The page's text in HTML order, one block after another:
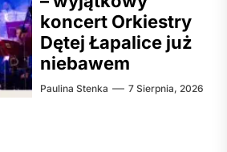
koncert Orkiestry
Dętej Łapalice już
niebawem
Paulina Stenka 7 Sierpnia, 2026